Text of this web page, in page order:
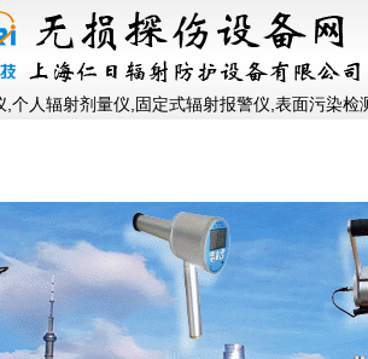
个人辐射剂量仪,固定式辐射报警仪,表面污染